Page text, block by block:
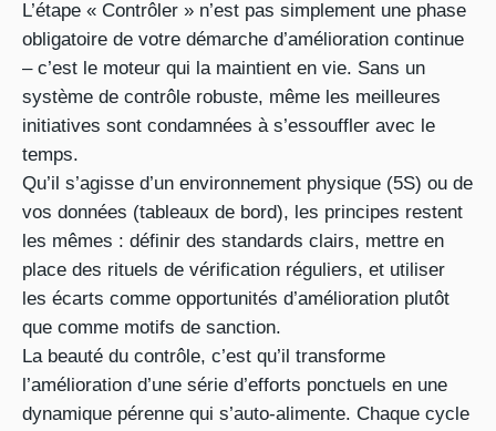
L’étape « Contrôler » n’est pas simplement une phase
obligatoire de votre démarche d’amélioration continue
– c’est le moteur qui la maintient en vie. Sans un
système de contrôle robuste, même les meilleures
initiatives sont condamnées à s’essouffler avec le
temps.
Qu’il s’agisse d’un environnement physique (5S) ou de
vos données (tableaux de bord), les principes restent
les mêmes : définir des standards clairs, mettre en
place des rituels de vérification réguliers, et utiliser
les écarts comme opportunités d’amélioration plutôt
que comme motifs de sanction.
La beauté du contrôle, c’est qu’il transforme
l’amélioration d’une série d’efforts ponctuels en une
dynamique pérenne qui s’auto-alimente. Chaque cycle